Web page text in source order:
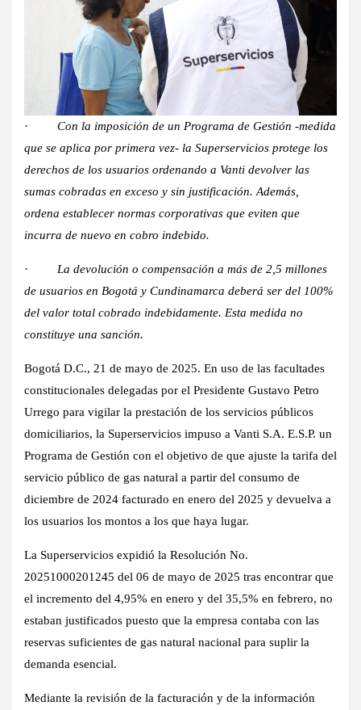
· Con la imposición de un Programa de Gestión -medida
que se aplica por primera vez- la Superservicios protege los
derechos de los usuarios ordenando a Vanti devolver las
sumas cobradas en exceso y sin justificación. Además,
ordena establecer normas corporativas que eviten que
incurra de nuevo en cobro indebido.
· La devolución o compensación a más de 2,5 millones
de usuarios en Bogotá y Cundinamarca deberá ser del 100%
del valor total cobrado indebidamente. Esta medida no
constituye una sanción.
Bogotá D.C., 21 de mayo de 2025. En uso de las facultades
constitucionales delegadas por el Presidente Gustavo Petro
Urrego para vigilar la prestación de los servicios públicos
domiciliarios, la Superservicios impuso a Vanti S.A. E.S.P. un
Programa de Gestión con el objetivo de que ajuste la tarifa del
servicio público de gas natural a partir del consumo de
diciembre de 2024 facturado en enero del 2025 y devuelva a
los usuarios los montos a los que haya lugar.
La Superservicios expidió la Resolución No.
20251000201245 del 06 de mayo de 2025 tras encontrar que
el incremento del 4,95% en enero y del 35,5% en febrero, no
estaban justificados puesto que la empresa contaba con las
reservas suficientes de gas natural nacional para suplir la
demanda esencial.
Mediante la revisión de la facturación y de la información